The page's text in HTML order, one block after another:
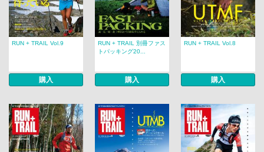
RUN + TRAIL Vol.9
購入
RUN + TRAIL 別冊ファス
トパッキング20...
購入
RUN + TRAIL Vol.8
購入